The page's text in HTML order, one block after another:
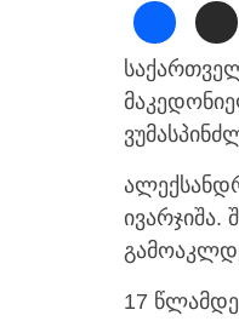
ივარჯიშა.
17 წლამდე